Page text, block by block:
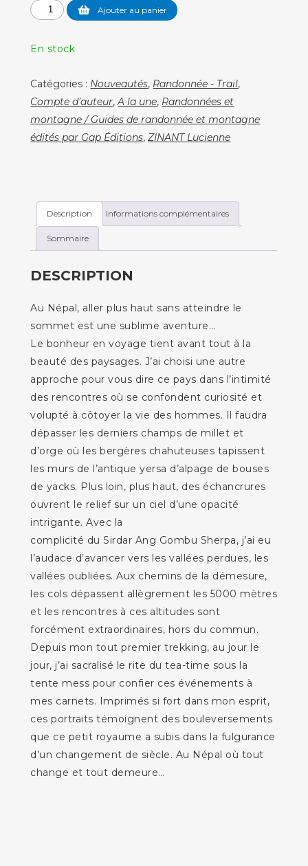
quantité
Carnets
trekking
-
Aux
chemins
Ajouter au panier
En stock
Catégories : Nouveautés, Randonnée - Trail,
Compte d'auteur,A la une, Randonnées et
montagne / Guides de randonnée et montagne
édités par Gap Éditions,ZINANT Lucienne
Description Informations complémentaires
Sommaire
DESCRIPTION
Au Népal, aller plus haut sans atteindre le
sommet est une sublime aventure…
Le bonheur en voyage tient avant tout à la
beauté des paysages. J’ai choisi une autre
approche pour vous dire ce pays dans l’intimité
des rencontres où se confondent curiosité et
volupté à côtoyer la vie des hommes. Il faudra
dépasser les derniers champs de millet et
d’orge où les bergères chahuteuses tapissent
les murs de l’antique yersa d’alpage de bouses
de yacks. Plus loin, plus haut, des échancrures
ouvrent le relief sur un ciel d’une opacité
intrigante. Avec la
complicité du Sirdar Ang Gombu Sherpa, j’ai eu
l’audace d’avancer vers les vallées perdues, les
vallées oubliées. Aux chemins de la démesure,
les cols dépassent allègrement les 5000 mètres
et les rencontres à ces altitudes sont
forcément extraordinaires, hors du commun.
Depuis mon tout premier trekking, au jour le
jour, j’ai sacralisé le rite du tea-time sous la
tente mess pour confier ces événements à
mes carnets. Imprimés si fort dans mon esprit,
ces portraits témoignent des bouleversements
que ce petit royaume a subis dans la fulgurance
d’un changement de siècle. Au Népal où tout
change et tout demeure…